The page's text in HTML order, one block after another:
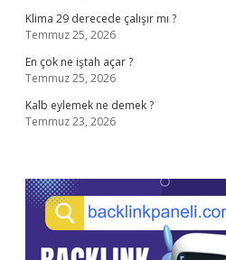
Klima 29 derecede çalışır mı ?
Temmuz 25, 2026
En çok ne iştah açar ?
Temmuz 25, 2026
Kalb eylemek ne demek ?
Temmuz 23, 2026